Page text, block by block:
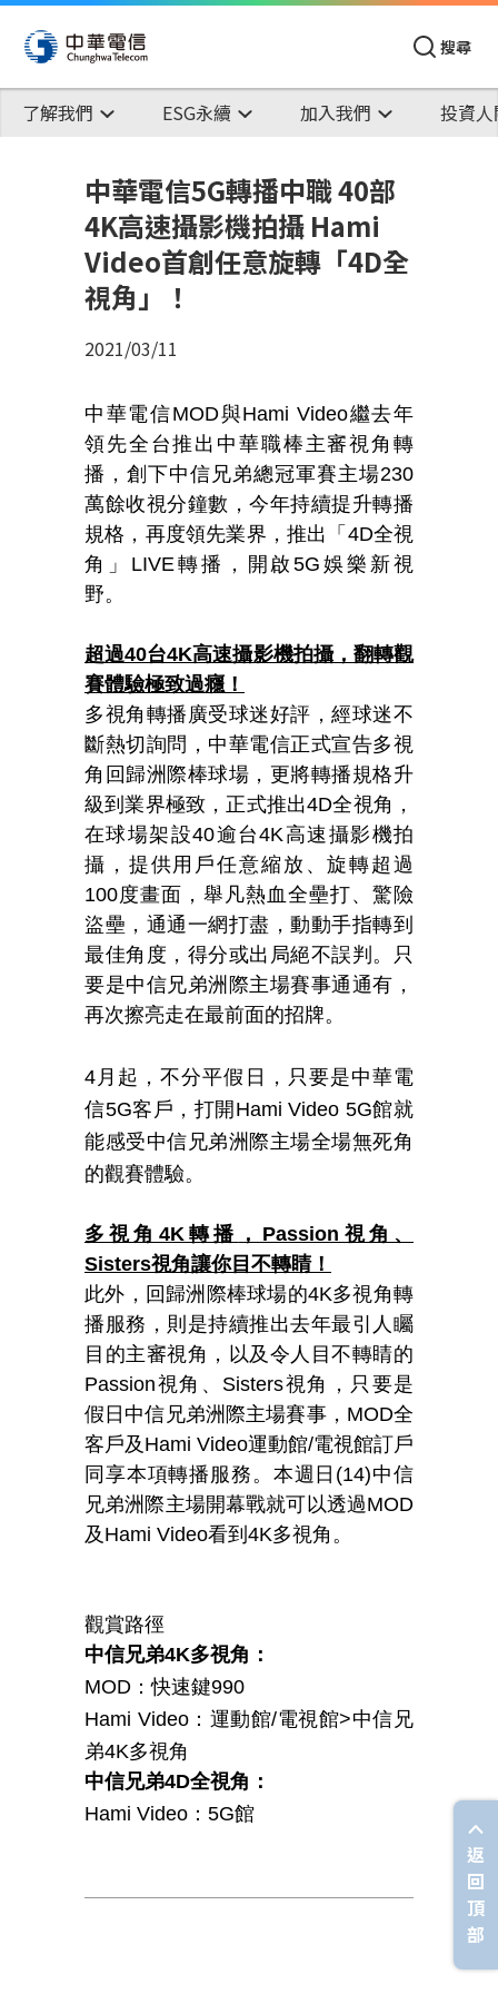
搜尋
了解我們 ESG永續 加入我們 投資
中華電信5G轉播中職 40部
4K高速攝影機拍攝 Hami
Video首創任意旋轉「4D全
視角」！
2021/03/11
中華電信MOD與Hami Video繼去年
領先全台推出中華職棒主審視角轉
播，創下中信兄弟總冠軍賽主場230
萬餘收視分鐘數，今年持續提升轉播
規格，再度領先業界，推出「4D全視
角」LIVE轉播，開啟5G娛樂新視
野。
超過40台4K高速攝影機拍攝，翻轉觀
賽體驗極致過癮！
多視角轉播廣受球迷好評，經球迷不
斷熱切詢問，中華電信正式宣告多視
角回歸洲際棒球場，更將轉播規格升
級到業界極致，正式推出4D全視角，
在球場架設40逾台4K高速攝影機拍
攝，提供用戶任意縮放、旋轉超過
100度畫面，舉凡熱血全壘打、驚險
盜壘，通通一網打盡，動動手指轉到
最佳角度，得分或出局絕不誤判。只
要是中信兄弟洲際主場賽事通通有，
再次擦亮走在最前面的招牌。
4 月起，不分平假日，只要是中華電
信5G客戶，打開Hami Video 5G館就
能感受中信兄弟洲際主場全場無死角
的觀賽體驗。
多視角4K轉播 ，Passion視角、
Sisters視角讓你目不轉睛！
此外，回歸洲際棒球場的4K多視角轉
播服務，則是持續推出去年最引人矚
目的主審視角，以及令人目不轉睛的
Passion視角、Sisters視角，只要是
假日中信兄弟洲際主場賽事，MOD全
客戶及Hami Video運動館/電視館訂戶
同享本項轉播服務。本週日(14)中信
兄弟洲際主場開幕戰就可以透過MOD
及Hami Video看到4K多視角。
觀賞路徑
中信兄弟4K多視角：
MOD ：快速鍵990
Hami Video：運動館/電視館>中信兄
弟4K多視角
中信兄弟4D全視角：
Hami Video ：5G館
返
回
頂
部